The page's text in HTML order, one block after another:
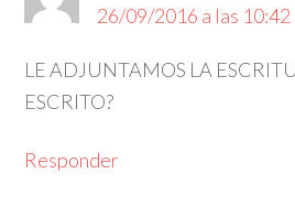
26/09/2016 a las 10:42
LE ADJUNTAMOS LA
ESCRITO?
Responder